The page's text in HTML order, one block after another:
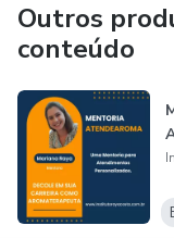
Formar
empreendedora,
uma sociedade
EAD, um
pessoas que
no mercado de
excelência.
Outros
conteúdo